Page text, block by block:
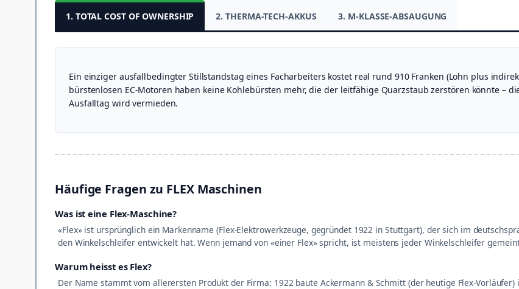
1. TOTAL COST OF OWNERSHIP 2. THERMA-TECH-AKKUS 3. M-KLASSE-ABSAUGUNG
Ein einziger ausfallbedingter Stillstandstag eines Facharbeiters kostet real rund 910 Franken (Lohn plus
bürstenlosen EC-Motoren haben keine Kohlebürsten mehr, die der leitfähige Quarzstaub zerstören könnte –
Ausfalltag wird vermieden.
Häufige Fragen zu FLEX Maschinen
Was ist eine Flex-Maschine?
«Flex» ist ursprünglich ein Markenname (Flex-Elektrowerkzeuge, gegründet 1922 in Stuttgart), der sich im
den Winkelschleifer entwickelt hat. Wenn jemand von «einer Flex» spricht, ist meistens jeder Winkelschleifer
Warum heisst es Flex?
Der Name stammt vom allerersten Produkt der Firma: 1922 baute Ackermann & Schmitt (der heutige Flex-